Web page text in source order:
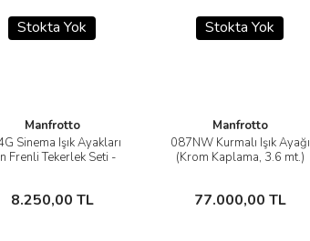
Stokta Yok
Manfrotto
Sinema Işık Ayakları
Frenli Tekerlek Seti -
8.250,00 TL
Görüntüle
Stokta Yok
Stokta Yok
Manfrotto
087NW Kurmalı Işık Ayağı
(Krom Kaplama, 3.6 mt.)
77.000,00 TL
Görüntüle
Stokta Yok